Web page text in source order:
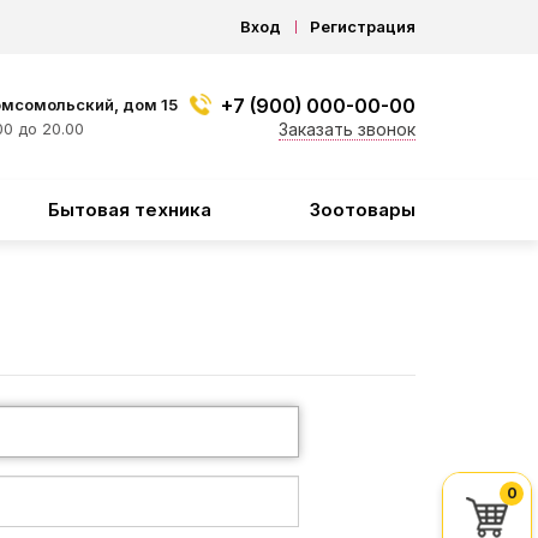
Вход Регистрация
дом 15
до 20.00
+7 (900) 000-00-00
Заказать звонок
Бытовая техника Зоотовары
0